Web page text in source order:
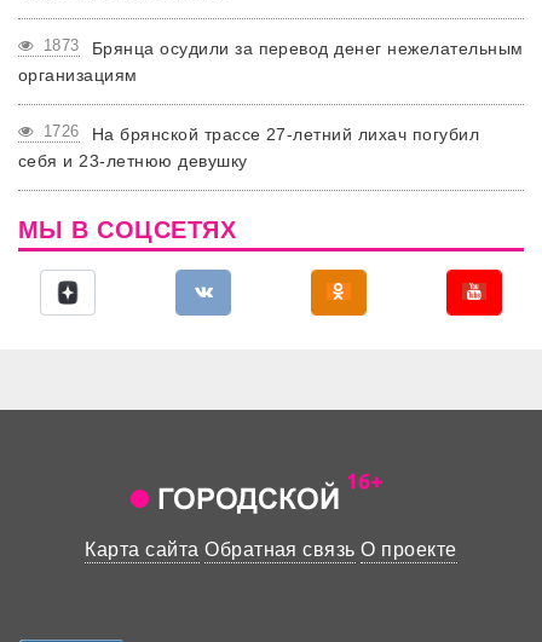
1873
Брянца осудили за перевод денег нежелательным
организациям
1726
На брянской трассе 27-летний лихач погубил
себя и 23-летнюю девушку
МЫ В СОЦСЕТЯХ
Карта сайта Обратная связь О проекте